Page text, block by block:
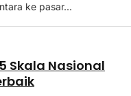
ke pasar...
Skala Nasional